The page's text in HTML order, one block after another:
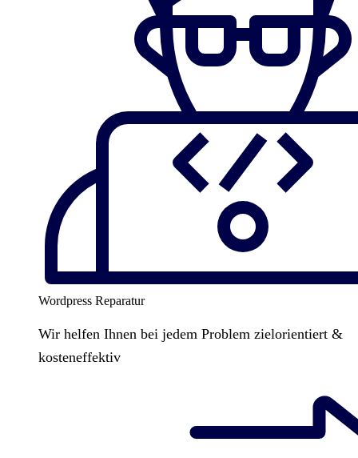
Wordpress Reparatur
Wir helfen Ihnen bei jedem Problem zielorientiert &
kosteneffektiv